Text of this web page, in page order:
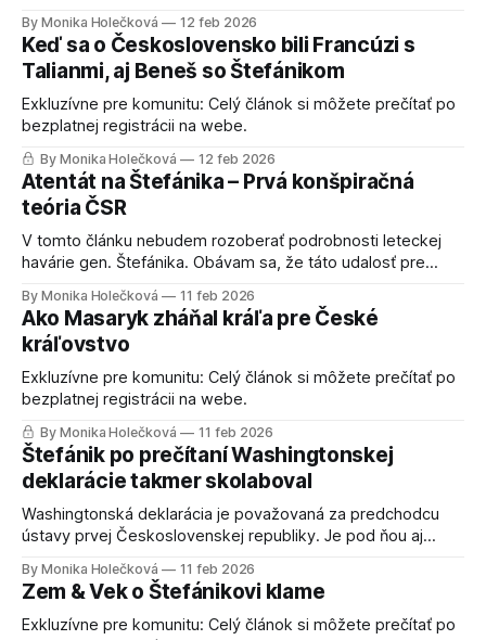
on, kto v roku 1938 prijal Mníchovskú dohodu, ktorá
zlikvidovala Masarykovo Československo. Počas druhej
svetovej vojny v londýnskom exile vyvinul enormné úsilie,
aby obnovil Československo a
By Monika Holečková 12 feb 2026
Keď sa o Československo bili Francúzi s
Talianmi, aj Beneš so Štefánikom
Exkluzívne pre komunitu: Celý článok si môžete prečítať po
bezplatnej registrácii na webe.
By Monika Holečková 12 feb 2026
Atentát na Štefánika – Prvá konšpiračná
teória ČSR
V tomto článku nebudem rozoberať podrobnosti leteckej
havárie gen. Štefánika. Obávam sa, že táto udalosť pre
istotou. Otázka, či išlo o nehodu alebo atentát, bude aj
naďalej súčasťou Štefánikovho kultu. Čo sa stalo 4. mája
1919? Fakty o leteckej nehode generála ŠtefánikaPríbehy,
By Monika Holečková 11 feb 2026
Ako Masaryk zháňal kráľa pre České
kráľovstvo
Exkluzívne pre komunitu: Celý článok si môžete prečítať po
bezplatnej registrácii na webe.
By Monika Holečková 11 feb 2026
Štefánik po prečítaní Washingtonskej
deklarácie takmer skolaboval
Washingtonská deklarácia je považovaná za predchodcu
ústavy prvej Československej republiky. Je pod ňou aj
dozviete, že generál Štefánik nikdy Washingtonskú
deklaráciu nepodpísal, nevedel o tom, že vznikla a po jej
prečítaní mal k jej znení niekoľko výhrad. Nezhody Štefánika
By Monika Holečková 11 feb 2026
Zem & Vek o Štefánikovi klame
Exkluzívne pre komunitu: Celý článok si môžete prečítať po